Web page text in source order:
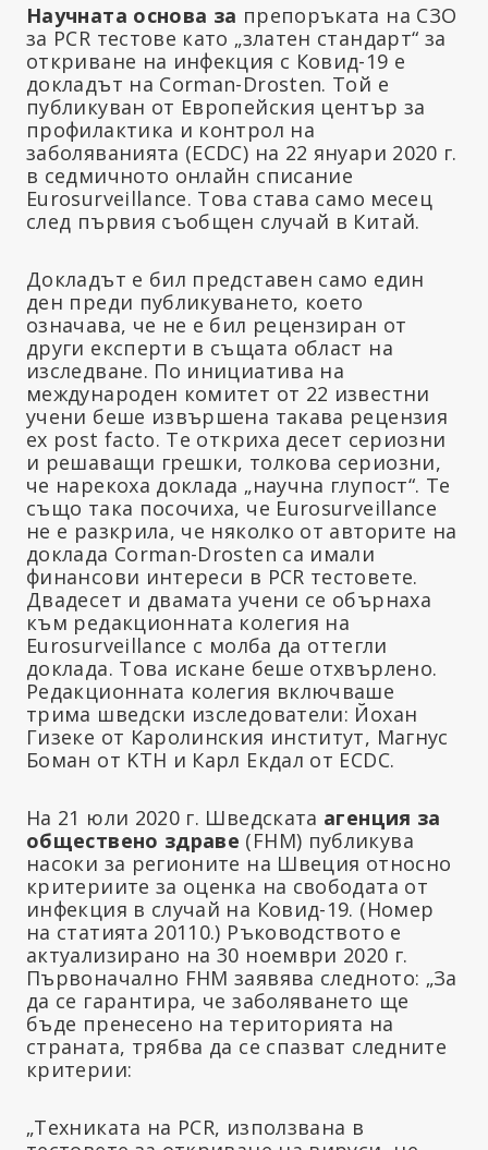
Научната основа за препоръката на СЗО
за PCR тестове като „златен стандарт“ за
откриване на инфекция с Ковид-19 е
докладът на Corman-Drosten. Той е
публикуван от Европейския център за
профилактика и контрол на
заболяванията (ECDC) на 22 януари 2020 г.
в седмичното онлайн списание
Eurosurveillance. Това става само месец
след първия съобщен случай в Китай.
Докладът е бил представен само един
ден преди публикуването, което
означава, че не е бил рецензиран от
други експерти в същата област на
изследване. По инициатива на
международен комитет от 22 известни
учени беше извършена такава рецензия
ex post facto. Те откриха десет сериозни
и решаващи грешки, толкова сериозни,
че нарекоха доклада „научна глупост“. Те
също така посочиха, че Eurosurveillance
не е разкрила, че няколко от авторите на
доклада Corman-Drosten са имали
финансови интереси в PCR тестовете.
Двадесет и двамата учени се обърнаха
към редакционната колегия на
Eurosurveillance с молба да оттегли
доклада. Това искане беше отхвърлено.
Редакционната колегия включваше
трима шведски изследователи: Йохан
Гизеке от Каролинския институт, Магнус
Боман от KTH и Карл Екдал от ECDC.
На 21 юли 2020 г. Шведската агенция за
обществено здраве (FHM) публикува
насоки за регионите на Швеция относно
критериите за оценка на свободата от
инфекция в случай на Ковид-19. (Номер
на статията 20110.) Ръководството е
актуализирано на 30 ноември 2020 г.
Първоначално FHM заявява следното: „За
да се гарантира, че заболяването ще
бъде пренесено на територията на
страната, трябва да се спазват следните
критерии:
„Техниката на PCR, използвана в